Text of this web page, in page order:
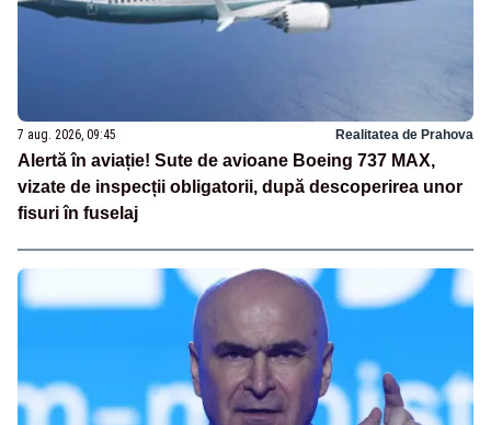
7 aug. 2026, 09:45 Realitatea de Prahova
Alertă în aviație! Sute de avioane Boeing 737 MAX,
vizate de inspecții obligatorii, după descoperirea unor
fisuri în fuselaj